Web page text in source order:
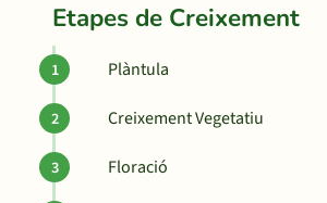
Etapes de Creixement
Plàntula
Creixement Vegetatiu
Floració